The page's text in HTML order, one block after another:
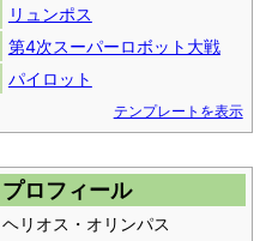
リュンポス
第4次スーパーロボット大戦
パイロット
テンプレートを表示
プロフィール
ヘリオス・オリンパス